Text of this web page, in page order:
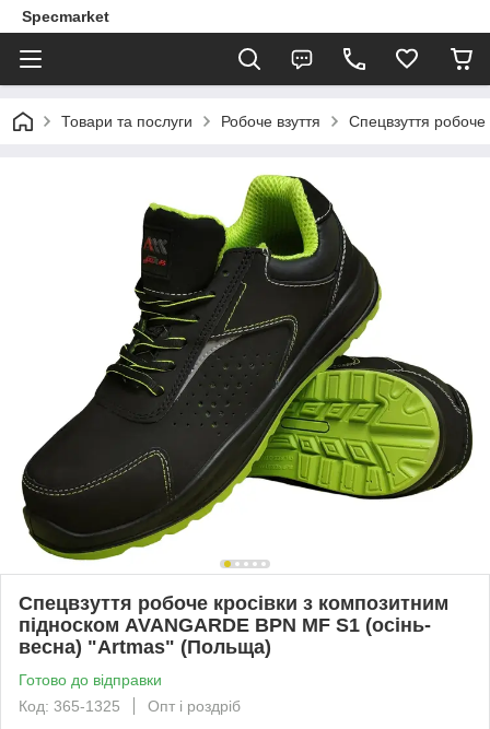
Specmarket
Товари та послуги Робоче взуття Спецвзуття
Спецвзуття робоче кросівки з композитним
підноском AVANGARDE BPN MF S1 (осінь-
весна) "Artmas" (Польща)
Готово до відправки
Код: 365-1325
Опт і роздріб